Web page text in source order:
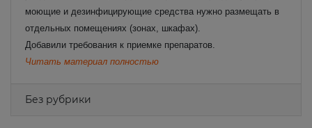
моющие и дезинфицирующие средства нужно размещать в
отдельных помещениях (зонах, шкафах).
Добавили требования к приемке препаратов.
Читать материал полностью
Без рубрики